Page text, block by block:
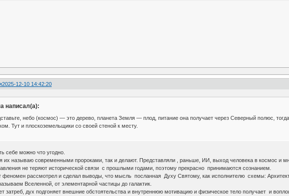
2025-12-10 14:42:20
написал(а):
небо (космос) — это дерево, планета Земля — плод, питание она получает через Северный полюс,
Тут и плоскоземельщики со своей стеной к месту.
себе можно что угодно.
их называю современными пророками, так и делают. Представляли , раньше, ИИ, выход человека в космос и
не теряют исторической связи с прошлыми годами, поэтому прекрасно принимаются сознанием.
феномен рассмотрел и сделал выводы, что мысль посланная Духу Святому, как исполнителю схемы:
Вселенной, от элементарной частицы до галактик.
затреб, дух подгоняет внешние обстоятельства и внутреннюю мотивацию и физическое тело получает и